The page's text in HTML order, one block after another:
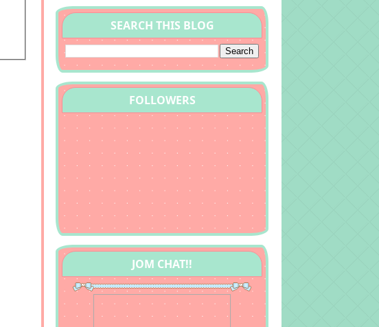
SEARCH THIS BLOG
FOLLOWERS
JOM CHAT!!